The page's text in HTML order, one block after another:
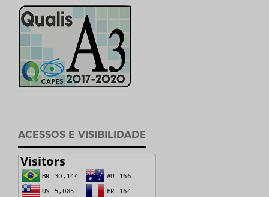
ACESSOS E VISIBILIDADE